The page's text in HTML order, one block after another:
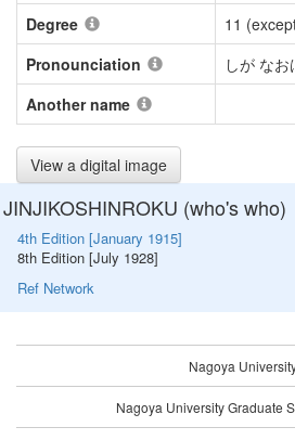
Degree
11
Pronounciation
しが なお
Another name
View a digital image
JINJIKOSHINROKU (who's who)
4th Edition [January 1915]
8th Edition [July 1928]
Ref Network
Nagoya
Nagoya University Graduate